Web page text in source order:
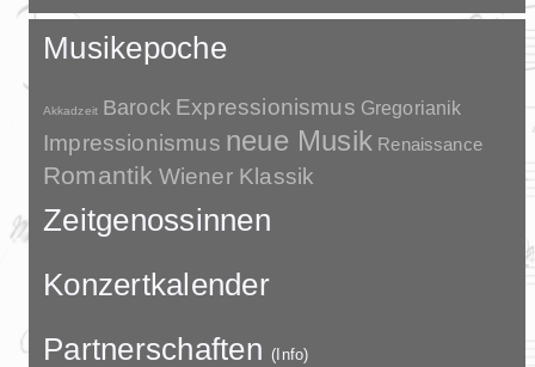
Musikepoche
Akkadzeit Barock Expressionismus Gregorianik
Impressionismus neue Musik Renaissance
Romantik Wiener Klassik
Zeitgenossinnen
Konzertkalender
Partnerschaften(Info)